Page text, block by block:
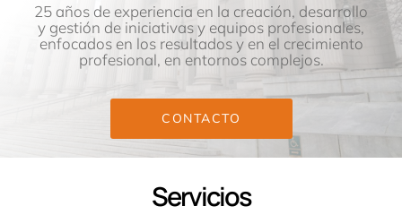
25 años de experiencia en la creación, desarrollo
y gestión de iniciativas y equipos profesionales,
enfocados en los resultados y en el crecimiento
profesional, en entornos complejos.
CONTACTO
Servicios